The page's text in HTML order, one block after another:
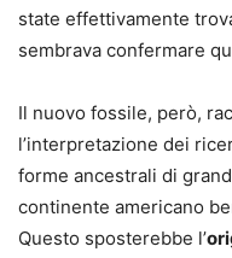
state effettivamente
sembrava confermare
Il nuovo fossile, però,
l’interpretazione dei
forme ancestrali di
continente americano
Questo sposterebbe l’